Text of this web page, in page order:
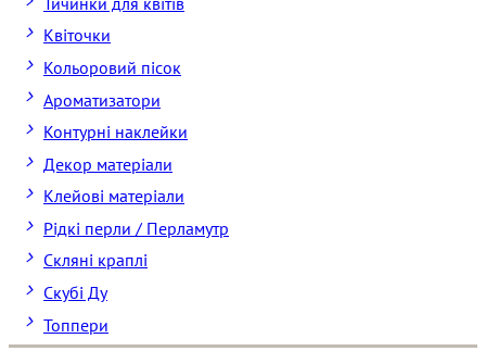
Квіточки
Кольоровий пісок
Ароматизатори
Контурні наклейки
Декор матеріали
Клейові матеріали
Рідкі перли / Перламутр
Скляні краплі
Скубі Ду
Топпери